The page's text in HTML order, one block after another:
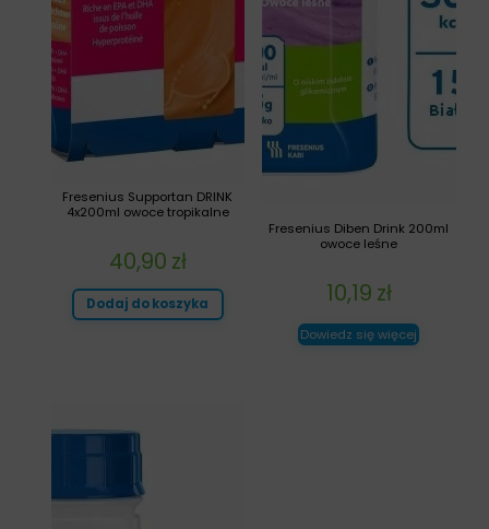
Fresenius Diben Drink 200ml
owoce leśne
10,19 zł
Dowiedz się więcej
Fresenius Supportan DRINK
4x200ml owoce tropikalne
40,90 zł
Dodaj do koszyka